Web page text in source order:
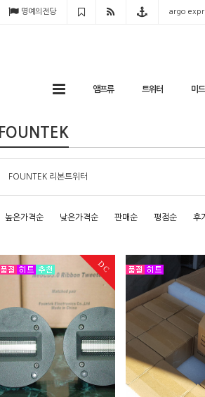
명예의전당 argo
앰프류 트위터 미
FOUNTEK
FOUNTEK 리본트위터
높은가격순 낮은가격순 판매순 평점순 후
DC